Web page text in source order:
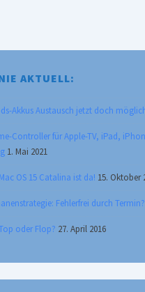
AKTUELL:
Akkus Austausch jetzt doch
Controller für Apple-TV, iPad,
1. Mai 2021
OS 15 Catalina ist da! 15. Oktober
Fehlerfrei durch Termin?
oder Flop? 27. April 2016